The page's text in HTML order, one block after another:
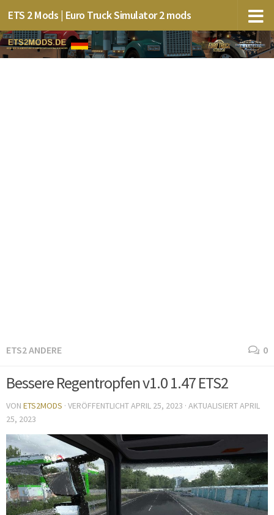
ETS 2 Mods | Euro Truck Simulator 2 mods
ETS2 ANDERE 0
Bessere Regentropfen v1.0 1.47 ETS2
VON ETS2MODS · VERÖFFENTLICHTAPRIL 25, 2023 · AKTUALISIERTAPRIL
25, 2023